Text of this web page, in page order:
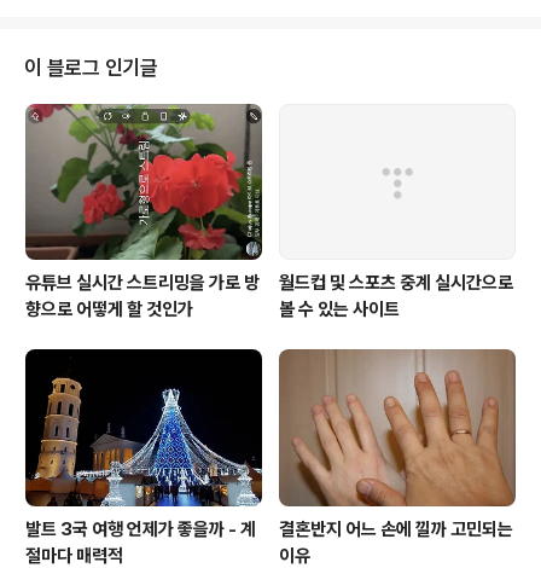
이 블로그 인기글
유튜브 실시간 스트리밍을 가로 방
향으로 어떻게 할 것인가
월드컵 및 스포츠 중계 실시간으로
볼 수 있는 사이트
발트 3국 여행 언제가 좋을까 - 계
절마다 매력적
결혼반지 어느 손에 낄까 고민되는
이유